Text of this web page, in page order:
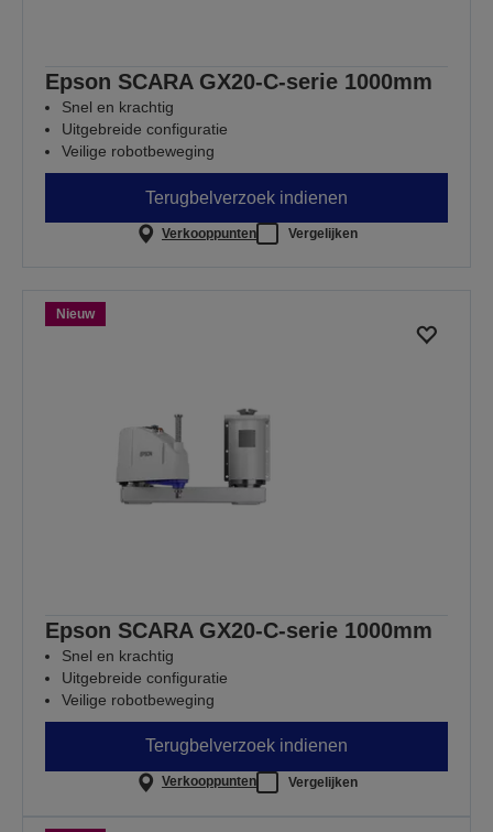
Epson SCARA GX20-C-serie 1000mm
Snel en krachtig
Uitgebreide configuratie
Veilige robotbeweging
Terugbelverzoek indienen
Verkooppunten Vergelijken
Nieuw
Epson SCARA GX20-C-serie 1000mm
Snel en krachtig
Uitgebreide configuratie
Veilige robotbeweging
Terugbelverzoek indienen
Verkooppunten Vergelijken